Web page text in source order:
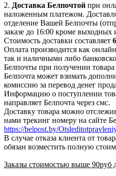
2. Доставка Белпочтой при
наложенным платежом.
отделение Вашей Белпочты
заказе до 16:00 кроме
Стоимость доставки составляет
Оплата производится как
так и наличными либо
Белпочты при получении
Белпочта может взимать
комиссию за перевод денег
Информацию о поступлении
направляет Белпочта через смс.
Доставку товара можно
нами трекинг номеру на сайте
https://belpost.by/
В случае отказа клиента от
обязан возместить полную
Заказы стоимостью выше 90руб